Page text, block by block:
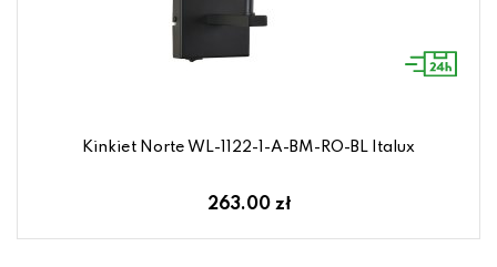
Kinkiet Norte WL-1122-1-A-BM-RO-BL Italux
263.00 zł